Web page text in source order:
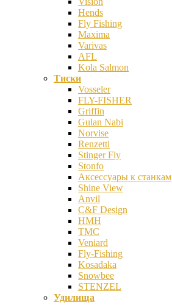
Hends
Fly Fishing
Maxima
Varivas
AFL
Kola Salmon
Тиски
Vosseler
FLY-FISHER
Griffin
Gulan Nabi
Norvise
Renzetti
Stinger Fly
Stonfo
Аксессуары к станкам
Shine View
Anvil
C&F Design
HMH
TMC
Veniard
Fly-Fishing
Kosadaka
Snowbee
STENZEL
Удилища